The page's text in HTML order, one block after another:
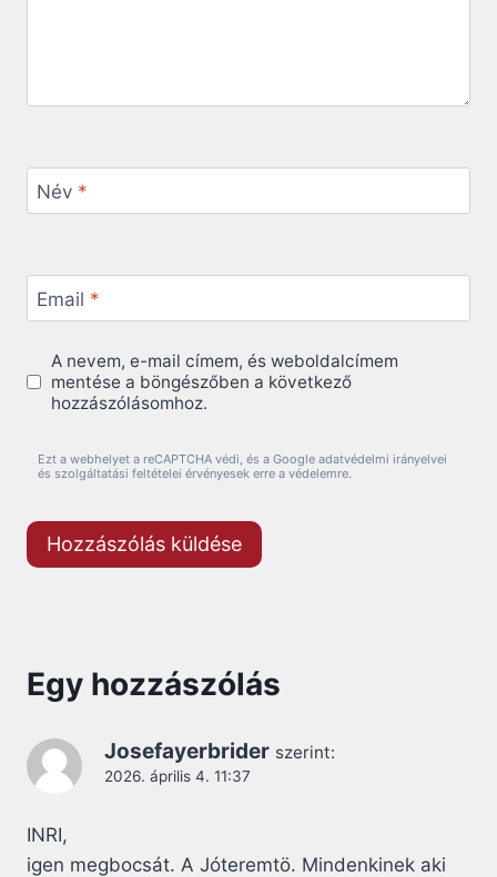
Név *
Email *
A nevem, e-mail címem, és weboldalcímem
mentése a böngészőben a következő
hozzászólásomhoz.
Ezt a webhelyet a reCAPTCHA védi, és a Google adatvédelmi irányelvei
és szolgáltatási feltételei érvényesek erre a védelemre.
Egy hozzászólás
Josefayerbrider szerint:
2026. április 4. 11:37
INRI,
igen megbocsát. A Jóteremtö. Mindenkinek aki